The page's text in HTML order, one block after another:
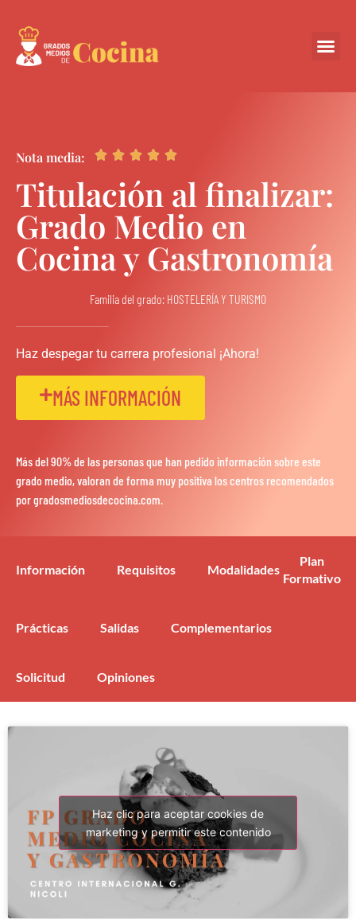
Nota media:     
Titulación al finalizar:
Grado Medio en
Cocina y Gastronomía
Familia del grado: HOSTELERÍA Y TURISMO
Haz despegar tu carrera profesional ¡Ahora!
MÁS INFORMACIÓN
Más del 90% de las personas que han pedido información sobre este
grado medio, valoran de forma muy positiva los centros recomendados
por gradosmediosdecocina.com.
Información Requisitos Modalidades
Plan
Formativo
Prácticas Salidas Complementarios
Solicitud Opiniones
Haz clic para aceptar cookies de
marketing y permitir este contenido